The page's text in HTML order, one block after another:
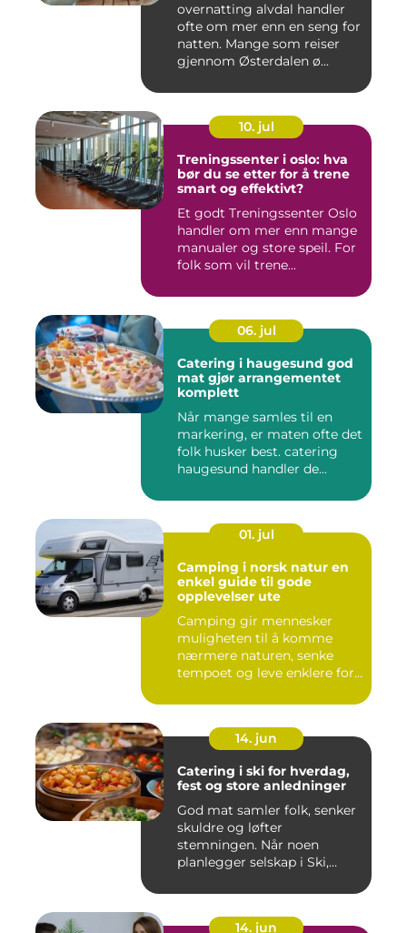
overnatting alvdal handler
ofte om mer enn en seng for
natten. Mange som reiser
gjennom Østerdalen ø...
10. jul
Treningssenter i oslo: hva
bør du se etter for å trene
smart og effektivt?
Et godt Treningssenter Oslo
handler om mer enn mange
manualer og store speil. For
folk som vil trene...
06. jul
Catering i haugesund god
mat gjør arrangementet
komplett
Når mange samles til en
markering, er maten ofte det
folk husker best. catering
haugesund handler de...
01. jul
Camping i norsk natur en
enkel guide til gode
opplevelser ute
Camping gir mennesker
muligheten til å komme
nærmere naturen, senke
tempoet og leve enklere for
14. jun
Catering i ski for hverdag,
fest og store anledninger
God mat samler folk, senker
skuldre og løfter
stemningen. Når noen
planlegger selskap i Ski,
14. jun